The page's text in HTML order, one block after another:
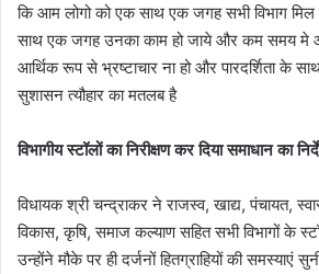
कि आम लोगो को एक साथ एक जगह सभी विभाग मिल
साथ एक जगह उनका काम हो जाये और कम समय
आर्थिक रूप से भ्रष्टाचार ना हो और पारदर्शिता के
सुशासन त्यौहार का मतलब है
विभागीय स्टॉलों का निरीक्षण कर दिया समाधान का
विधायक श्री चन्द्राकर ने राजस्व, खाद्य, पंचायत,
विकास, कृषि, समाज कल्याण सहित सभी विभागों के
उन्होंने मौके पर ही दर्जनों हितग्राहियों की समस्याएं